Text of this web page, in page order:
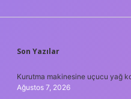
SIDEBAR
Son Yazılar
Kurutma makinesine uçucu yağ
Ağustos 7, 2026